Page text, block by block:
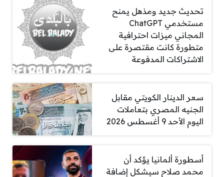
تحديث جديد ومذهل يمنح
مستخدمي ChatGPT
المجاني ميزات احترافية
متطورة كانت مقتصرة على
الاشتراكات المدفوعة
سعر الدينار الكويتي مقابل
الجنيه المصري بتعاملات
اليوم الأحد 9 أغسطس 2026
أسطورة ألمانيا يؤكد أن
محمد صلاح سيشكل إضافة